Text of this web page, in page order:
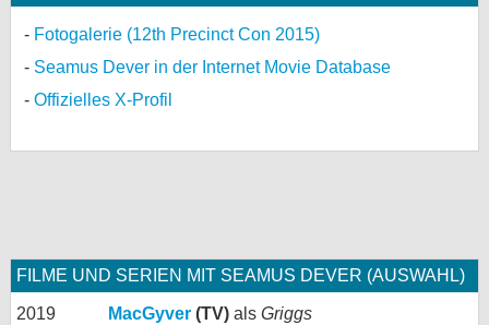
Fotogalerie (12th Precinct Con 2015)
Seamus Dever in der Internet Movie Database
Offizielles X-Profil
FILME UND SERIEN MIT SEAMUS DEVER (AUSWAHL)
2019 MacGyver (TV) als Griggs